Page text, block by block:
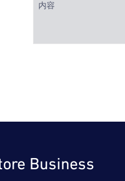
内容
Business